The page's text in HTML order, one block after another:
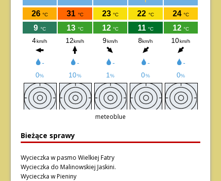
meteoblue
Bieżące sprawy
Wycieczka w pasmo Wielkiej Fatry
Wycieczka do Malinowskiej Jaskini.
Wycieczka w Pieniny